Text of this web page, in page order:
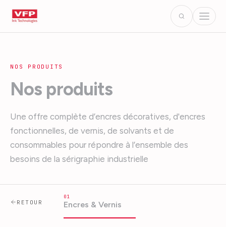
NOS PRODUITS
Nos produits
Une offre complète d’encres décoratives, d'encres
fonctionnelles, de vernis, de solvants et de
consommables pour répondre à l’ensemble des
besoins de la sérigraphie industrielle
RETOUR
01
Encres & Vernis